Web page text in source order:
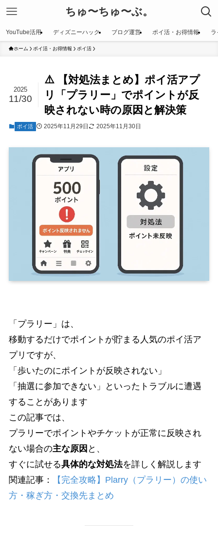
ちゅ〜ちゅ〜ぶ。
YouTube活用 ディズニーハック ブログ運営 ポイ活・お得情報
ホーム ポイ活・お得情報 ポイ活
⚠️ 【対処法まとめ】ポイ活アプ
リ「プラリー」でポイントが反
映されない時の原因と解決策
2025
11/30
ポイ活 2025年11月29日 2025年11月30日
「プラリー」は、
移動するだけでポイントが貯まる人気のポイ活ア
プリですが、
「歩いたのにポイントが反映されない」
「抽選に参加できない」といったトラブルに遭遇
することがあります
この記事では、
プラリーでポイントやチケットが正常に反映され
ない場合の主な原因 と、
すぐに試せる具体的な対処法を詳しく解説します
関連記事：
【完全攻略】Plarry（プラリー）の使い
方・稼ぎ方・交換先まとめ